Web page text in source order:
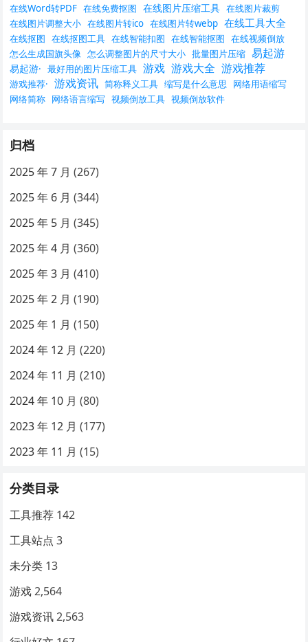
在线Word转PDF 在线免费抠图 在线图片压缩工具 在线图片裁剪
在线图片调整大小 在线图片转ico 在线图片转webp 在线工具大全
在线抠图 在线抠图工具 在线智能扣图 在线智能抠图 在线视频倒放
怎么生成国旗头像 怎么调整图片的尺寸大小 批量图片压缩 易起游
易起游· 最好用的图片压缩工具 游戏 游戏大全 游戏推荐
游戏推荐· 游戏资讯 简称释义工具 缩写是什么意思
网络用语缩写
网络简称 网络语言缩写 视频倒放工具 视频倒放软件
归档
2025 年 7 月 (267)
2025 年 6 月 (344)
2025 年 5 月 (345)
2025 年 4 月 (360)
2025 年 3 月 (410)
2025 年 2 月 (190)
2025 年 1 月 (150)
2024 年 12 月 (220)
2024 年 11 月 (210)
2024 年 10 月 (80)
2023 年 12 月 (177)
2023 年 11 月 (15)
分类目录
工具推荐 142
工具站点 3
未分类 13
游戏 2,564
游戏资讯 2,563